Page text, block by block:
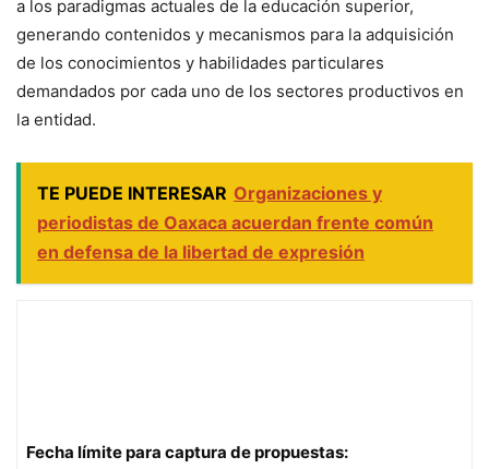
a los paradigmas actuales de la educación superior,
generando contenidos y mecanismos para la adquisición
de los conocimientos y habilidades particulares
demandados por cada uno de los sectores productivos en
la entidad.
TE PUEDE INTERESAR Organizaciones y
periodistas de Oaxaca acuerdan frente común
en defensa de la libertad de expresión
Fecha límite para captura de propuestas: